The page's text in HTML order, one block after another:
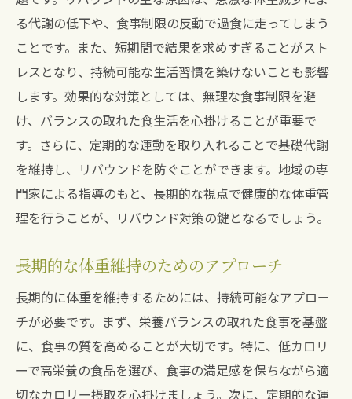
る代謝の低下や、食事制限の反動で過食に走ってしまう
ことです。また、短期間で結果を求めすぎることがスト
レスとなり、持続可能な生活習慣を築けないことも影響
します。効果的な対策としては、無理な食事制限を避
け、バランスの取れた食生活を心掛けることが重要で
す。さらに、定期的な運動を取り入れることで基礎代謝
を維持し、リバウンドを防ぐことができます。地域の専
門家による指導のもと、長期的な視点で健康的な体重管
理を行うことが、リバウンド対策の鍵となるでしょう。
長期的な体重維持のためのアプローチ
長期的に体重を維持するためには、持続可能なアプロー
チが必要です。まず、栄養バランスの取れた食事を基盤
に、食事の質を高めることが大切です。特に、低カロリ
ーで高栄養の食品を選び、食事の満足感を保ちながら適
切なカロリー摂取を心掛けましょう。次に、定期的な運